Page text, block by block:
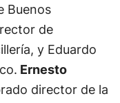
Buenos
de
y Eduardo
Ernesto
director de la